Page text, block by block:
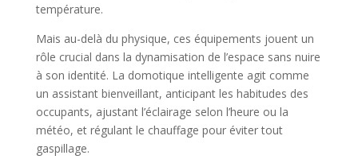
température.
Mais au-delà du physique, ces équipements jouent un
rôle crucial dans la dynamisation de l’espace sans nuire
à son identité. La domotique intelligente agit comme
un assistant bienveillant, anticipant les habitudes des
occupants, ajustant l’éclairage selon l’heure ou la
météo, et régulant le chauffage pour éviter tout
gaspillage.